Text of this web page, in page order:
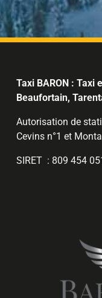
Taxi BARON : Taxi
Beaufortain,
Autorisation de
Cevins n°1 et
SIRET : 809 454